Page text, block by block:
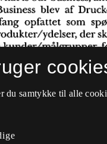
samtykke til alle